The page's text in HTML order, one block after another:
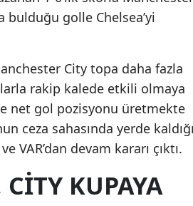
bulduğu golle Chelsea’yi
City topa daha fazla
rakip kalede etkili olmaya
net gol pozisyonu üretmekte
ceza sahasında yerde
devam kararı çıktı.
KUPAYA